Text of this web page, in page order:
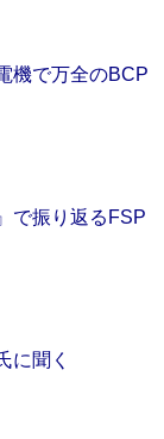
機で万全のBCP
で振り返るFSP
に聞く